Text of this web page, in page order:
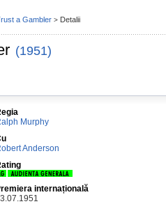
(1951)
Murphy
Anderson
internațională
a Gambler > Detalii